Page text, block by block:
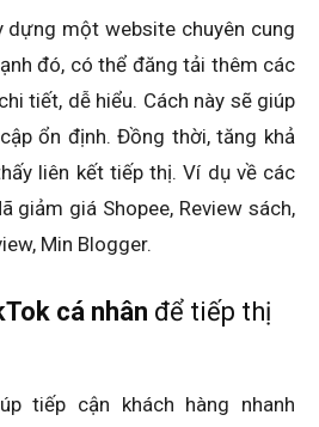
dựng một website chuyên cung
đó, có thể đăng tải thêm các
tiết, dễ hiểu. Cách này sẽ giúp
ổn định. Đồng thời, tăng khả
liên kết tiếp thị. Ví dụ về các
giảm giá Shopee, Review sách,
Min Blogger.
cá nhân để tiếp thị
tiếp cận khách hàng nhanh